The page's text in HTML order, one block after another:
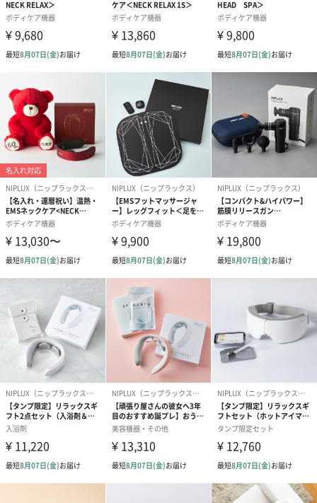
温熱ヘッドで打たせ湯を再現
付属の高温熱ヘッドのスイッチをいれると、素早く加熱を開始。
リリースガンの心地よい打撃感と温熱ヘッドで、まるで湯に打た
れているような感覚に。自宅やオフィスに居ながら至福の温泉気
分を味わうことができます。
高性能＋高品質
●重さ
女性でも片手で持てる約570g。パワフルかつ片手で使えるペット
ボトル1本分の重さ
●優れた耐久性
耐久性に優れたスーツケースと同じ素材を採用
わずか45dBの静音設計なので、場所を選ばず使えます
●4時間連続動作可能
1回のフル充電で、約24日間使用可能。※1日10分使用の場合
●ICチップ搭載で高性能かつ安全
高性能と安全面を追求した制御ICチップを搭載
6種類のアタッチメントがあらゆる部位にしっかりフィット
●U字型ヘッド